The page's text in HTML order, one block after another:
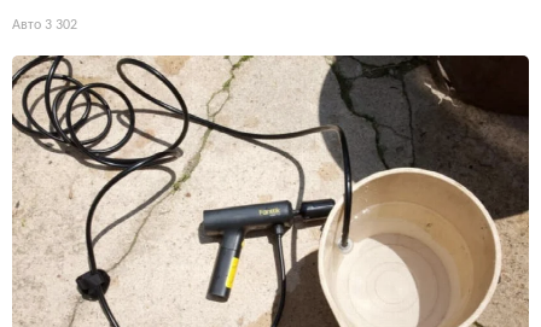
Авто 3 302